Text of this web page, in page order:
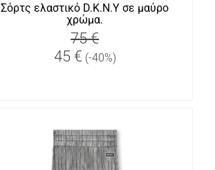
Σόρτς ελαστικό D.K.N.Y σε μαύρο
χρώμα.
75 €
45 € (-40%)